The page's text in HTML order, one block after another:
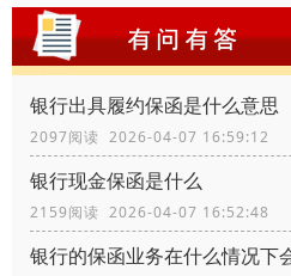
银行出具履约保函是什么意思
2097阅读 2026-04-07 16:59:12
银行现金保函是什么
2159阅读 2026-04-07 16:52:48
银行的保函业务在什么情况下